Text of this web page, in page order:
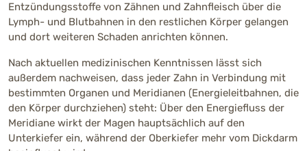
Entzündungsstoffe von Zähnen und Zahnfleisch über die
Lymph- und Blutbahnen in den restlichen Körper gelangen
und dort weiteren Schaden anrichten können.
Nach aktuellen medizinischen Kenntnissen lässt sich
außerdem nachweisen, dass jeder Zahn in Verbindung mit
bestimmten Organen und Meridianen (Energieleitbahnen, die
den Körper durchziehen) steht: Über den Energiefluss der
Meridiane wirkt der Magen hauptsächlich auf den
Unterkiefer ein, während der Oberkiefer mehr vom Dickdarm